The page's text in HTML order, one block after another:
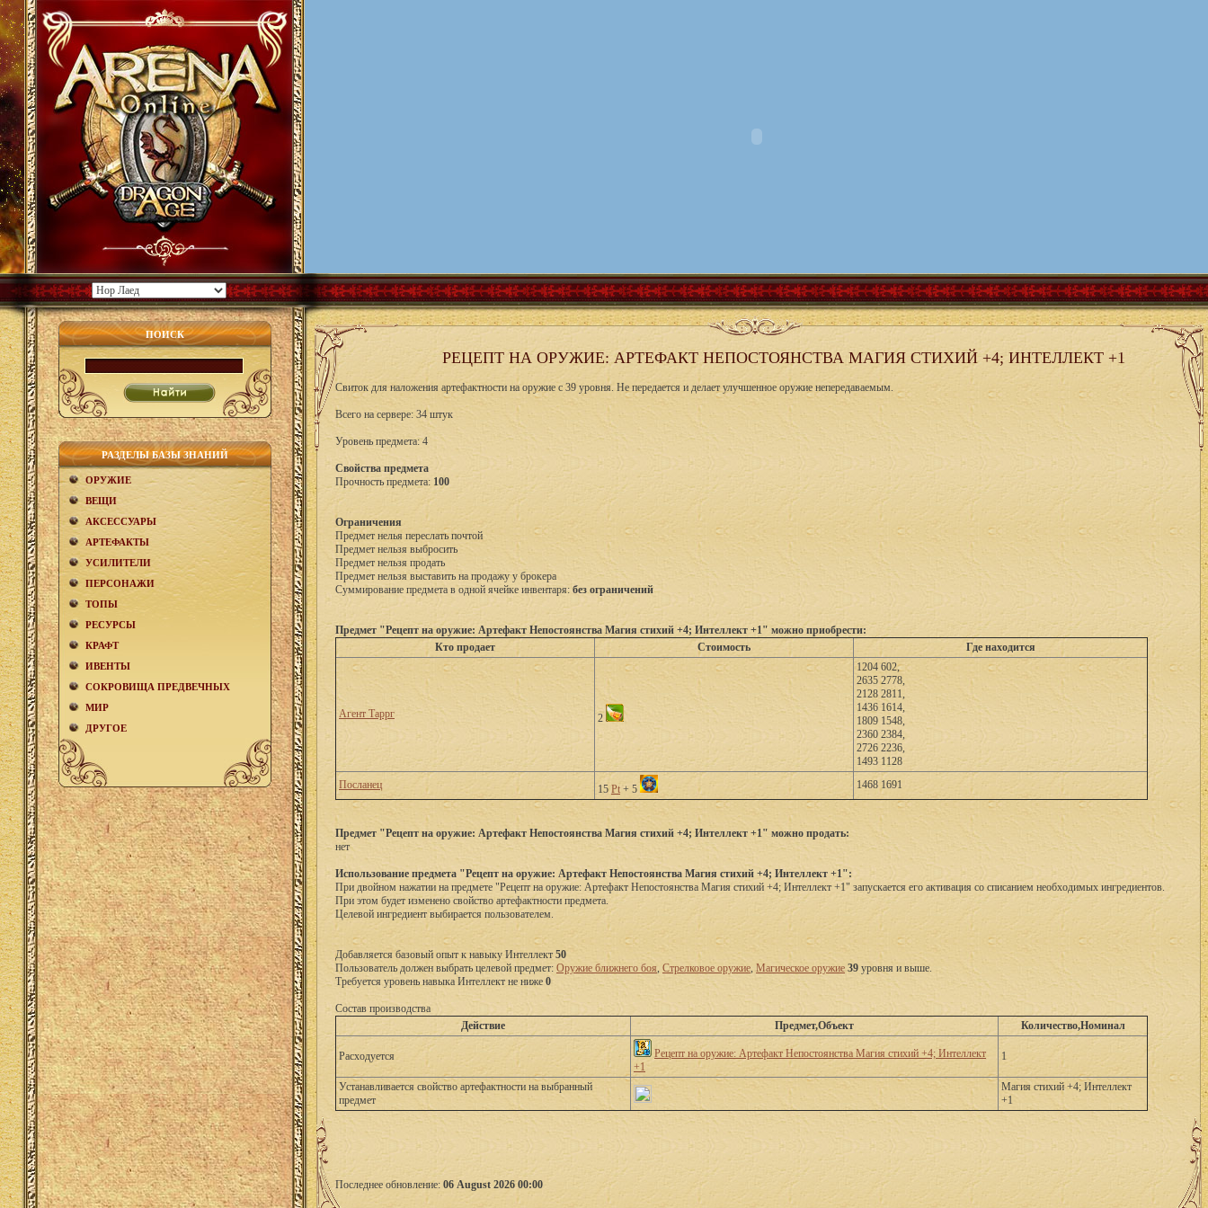
ПОИСК
РАЗДЕЛЫ БАЗЫ ЗНАНИЙ
ОРУЖИЕ
ВЕЩИ
АКCЕСCУАРЫ
АРТЕФАКТЫ
УСИЛИТЕЛИ
ПЕРСОНАЖИ
ТОПЫ
РЕСУРСЫ
КРАФТ
ИВЕНТЫ
СОКРОВИЩА ПРЕДВЕЧНЫХ
МИР
ДРУГОЕ
РЕЦЕПТ НА ОРУЖИЕ: АРТЕФАКТ НЕПОСТОЯНСТВА МАГИЯ СТИХИЙ +4; ИНТЕЛЛЕКТ +1
Свиток для наложения артефактности на оружие с 39 уровня. Не передается и делает улучшенное оружие непередаваемым.
Всего на сервере: 34 штук
Уровень предмета: 4
Свойства предмета
Прочность предмета: 100
Ограничения
Предмет нелья переслать почтой
Предмет нельзя выбросить
Предмет нельзя продать
Предмет нельзя выставить на продажу у брокера
Суммирование предмета в одной ячейке инвентаря: без ограничений
Предмет "Рецепт на оружие: Артефакт Непостоянства Магия стихий +4; Интеллект +1" можно приобрести:
Кто продает
Стоимость Где находится
Агент Таррг 2
1204 602,
2635 2778,
2128 2811,
1436 1614,
1809 1548,
2360 2384,
2726 2236,
1493 1128
Посланец
15 Pt + 5 1468 1691
Предмет "Рецепт на оружие: Артефакт Непостоянства Магия стихий +4; Интеллект +1" можно продать:
нет
Использование предмета "Рецепт на оружие: Артефакт Непостоянства Магия стихий +4; Интеллект +1":
При двойном нажатии на предмете "Рецепт на оружие: Артефакт Непостоянства Магия стихий +4; Интеллект +1" запускается его активация со списанием необходимых ингредиентов.
При этом будет изменено свойство артефактности предмета.
Целевой ингредиент выбирается пользователем.
Добавляется базовый опыт к навыку Интеллект 50
Пользователь должен выбрать целевой предмет: Оружие ближнего боя, Стрелковое оружие, Магическое оружие 39 уровня и выше.
Требуется уровень навыка Интеллект не ниже 0
Состав производства
Действие
Предмет,Объект Количество,Номинал
Расходуется
Рецепт на оружие: Артефакт Непостоянства Магия стихий +4; Интеллект
+1
1
Устанавливается свойство артефактности на выбранный
предмет
Магия стихий +4; Интеллект
+1
Последнее обновление: 06 August 2026 00:00